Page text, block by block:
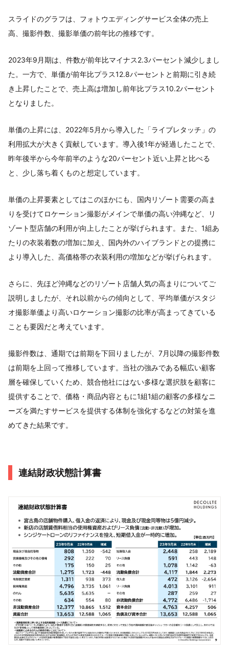
スライドのグラフは、フォトウエディングサービス全体の売上
高、撮影件数、撮影単価の前年比の推移です。
2023年9月期は、件数が前年比マイナス2.3パーセント減少しまし
た。一方で、単価が前年比プラス12.8パーセントと前期に引き続
き上昇したことで、売上高は増加し前年比プラス10.2パーセント
となりました。
単価の上昇には、2022年5月から導入した「ライブレタッチ」の
利用拡大が大きく貢献しています。導入後1年が経過したことで、
昨年後半から今年前半のような20パーセント近い上昇と比べる
と、少し落ち着くものと想定しています。
単価の上昇要素としてはこのほかにも、国内リゾート需要の高ま
りを受けてロケーション撮影がメインで単価の高い沖縄など、リ
ゾート型店舗の利用が向上したことが挙げられます。また、1組あ
たりの衣装着数の増加に加え、国内外のハイブランドとの提携に
より導入した、高価格帯の衣装利用の増加などが挙げられます。
さらに、先ほど沖縄などのリゾート店舗人気の高まりについてご
説明しましたが、それ以前からの傾向として、平均単価がスタジ
オ撮影単価より高いロケーション撮影の比率が高まってきている
ことも要因だと考えています。
撮影件数は、通期では前期を下回りましたが、7月以降の撮影件数
は前期を上回って推移しています。当社の強みである幅広い顧客
層を確保していくため、競合他社にはない多様な選択肢を顧客に
提供することで、価格・商品内容ともに1組1組の顧客の多様なニ
ーズを満たすサービスを提供する体制を強化するなどの対策を進
めてきた結果です。
連結財政状態計算書